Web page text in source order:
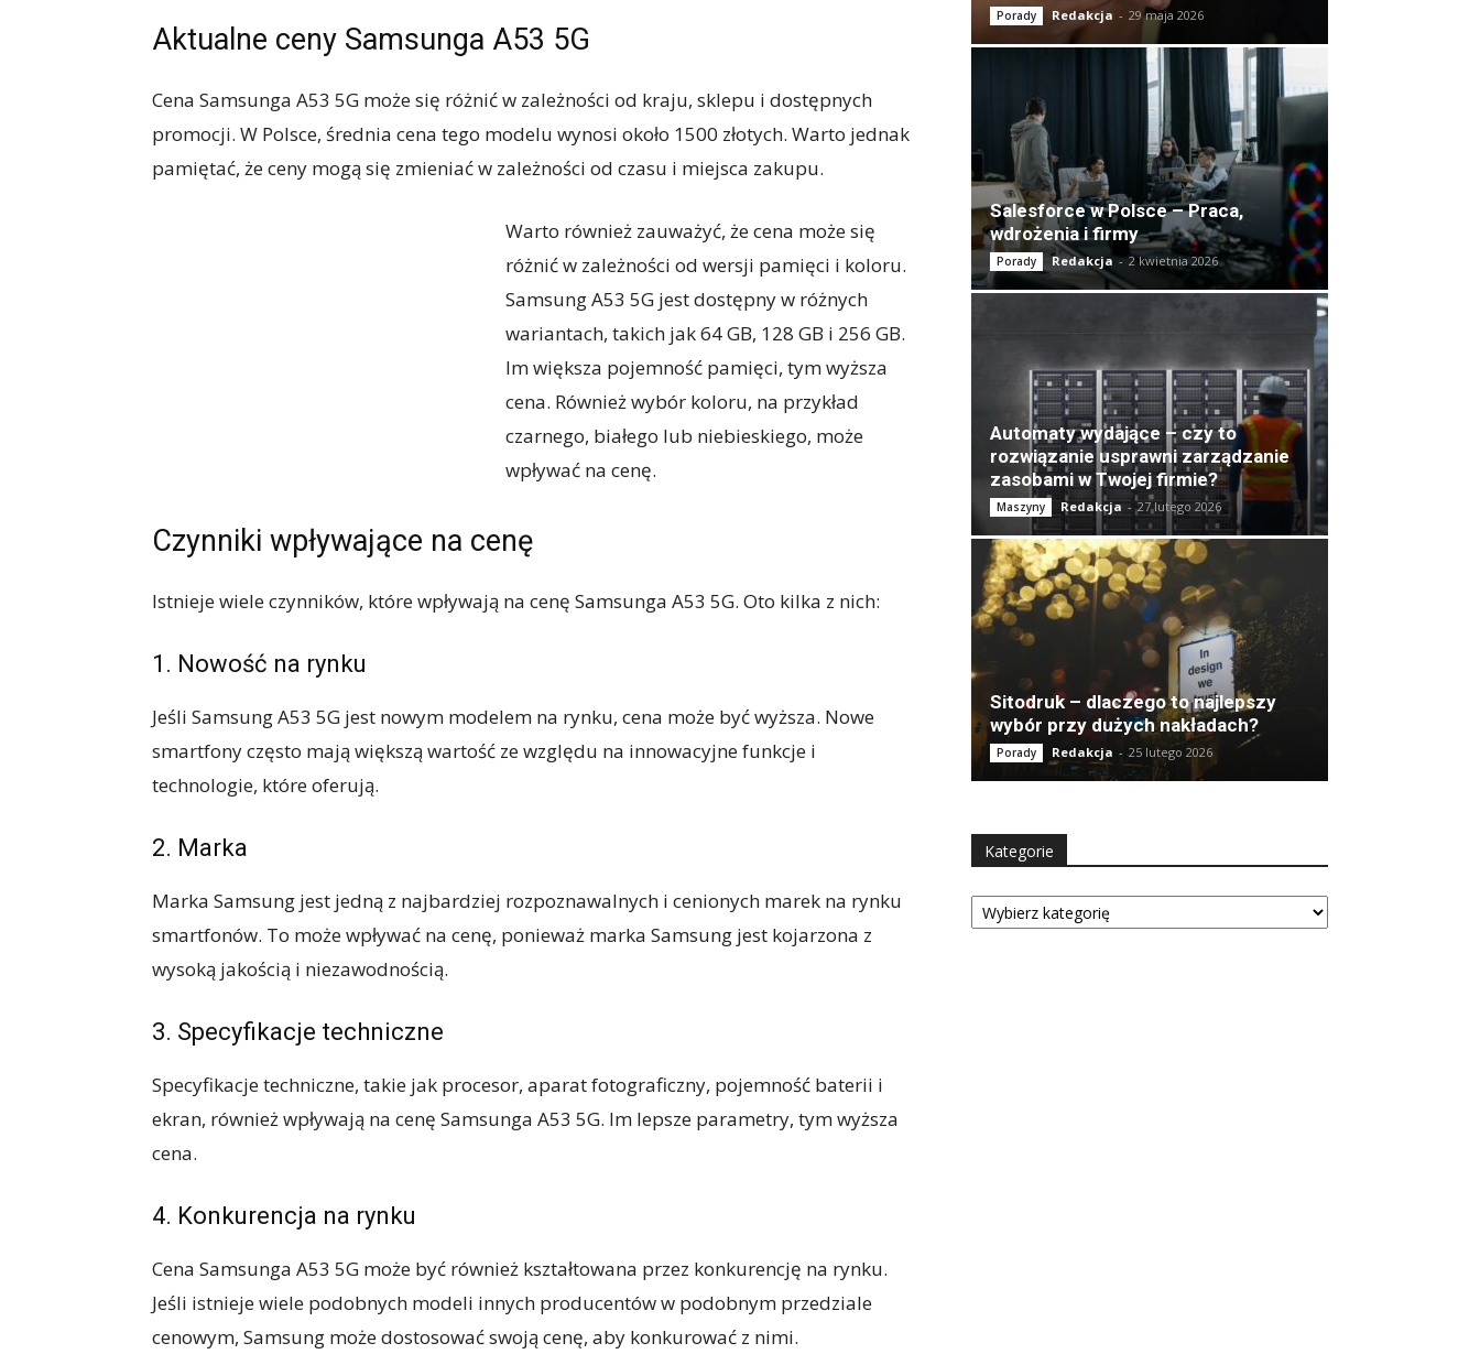
Aktualne ceny Samsunga A53 5G
Cena Samsunga A53 5G może się różnić w zależności od kraju, sklepu i dostępnych
promocji. W Polsce, średnia cena tego modelu wynosi około 1500 złotych. Warto jednak
pamiętać, że ceny mogą się zmieniać w zależności od czasu i miejsca zakupu.
Warto również zauważyć, że cena może się
różnić w zależności od wersji pamięci i koloru.
Samsung A53 5G jest dostępny w różnych
wariantach, takich jak 64 GB, 128 GB i 256 GB.
Im większa pojemność pamięci, tym wyższa
cena. Również wybór koloru, na przykład
czarnego, białego lub niebieskiego, może
wpływać na cenę.
Czynniki wpływające na cenę
Istnieje wiele czynników, które wpływają na cenę Samsunga A53 5G. Oto kilka z nich:
1. Nowość na rynku
Jeśli Samsung A53 5G jest nowym modelem na rynku, cena może być wyższa. Nowe
smartfony często mają większą wartość ze względu na innowacyjne funkcje i
technologie, które oferują.
2. Marka
Marka Samsung jest jedną z najbardziej rozpoznawalnych i cenionych marek na rynku
smartfonów. To może wpływać na cenę, ponieważ marka Samsung jest kojarzona z
wysoką jakością i niezawodnością.
3. Specyfikacje techniczne
Specyfikacje techniczne, takie jak procesor, aparat fotograficzny, pojemność baterii i
ekran, również wpływają na cenę Samsunga A53 5G. Im lepsze parametry, tym wyższa
cena.
4. Konkurencja na rynku
Cena Samsunga A53 5G może być również kształtowana przez konkurencję na rynku.
Jeśli istnieje wiele podobnych modeli innych producentów w podobnym przedziale
cenowym, Samsung może dostosować swoją cenę, aby konkurować z nimi.
Porady Redakcja - 29 maja 2026
Salesforce w Polsce – Praca,
wdrożenia i firmy
Porady Redakcja - 2 kwietnia 2026
Automaty wydające – czy to
rozwiązanie usprawni zarządzanie
zasobami w Twojej firmie?
Maszyny Redakcja - 27 lutego 2026
Sitodruk – dlaczego to najlepszy
wybór przy dużych nakładach?
Porady Redakcja - 25 lutego 2026
Kategorie
Kategorie